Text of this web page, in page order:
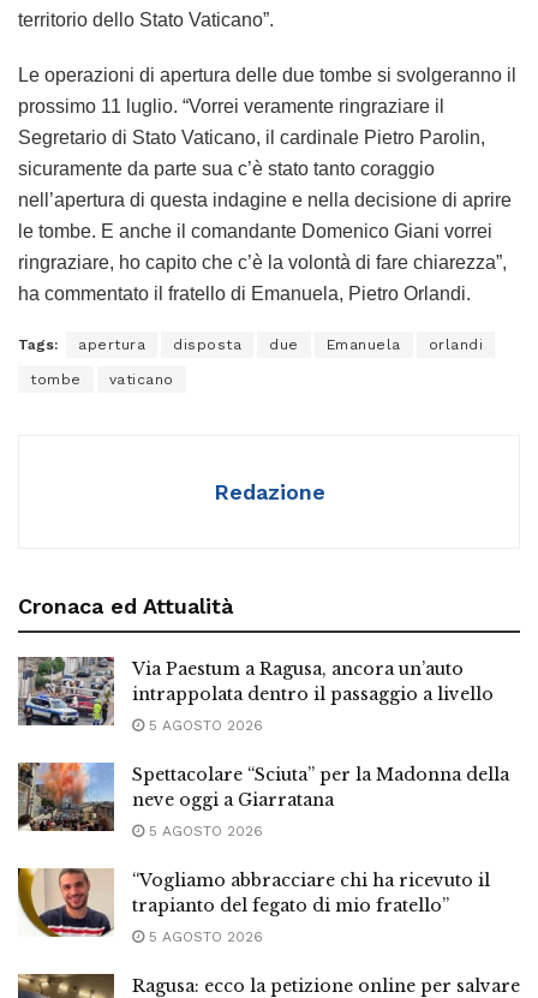
territorio dello Stato Vaticano”.
Le operazioni di apertura delle due tombe si svolgeranno il
prossimo 11 luglio. “Vorrei veramente ringraziare il
Segretario di Stato Vaticano, il cardinale Pietro Parolin,
sicuramente da parte sua c’è stato tanto coraggio
nell’apertura di questa indagine e nella decisione di aprire
le tombe. E anche il comandante Domenico Giani vorrei
ringraziare, ho capito che c’è la volontà di fare chiarezza”,
ha commentato il fratello di Emanuela, Pietro Orlandi.
Tags: apertura disposta due Emanuela orlandi
tombe vaticano
Redazione
Cronaca ed Attualità
Via Paestum a Ragusa, ancora un’auto
intrappolata dentro il passaggio a livello
5 AGOSTO 2026
Spettacolare “Sciuta” per la Madonna della
neve oggi a Giarratana
5 AGOSTO 2026
“Vogliamo abbracciare chi ha ricevuto il
trapianto del fegato di mio fratello”
5 AGOSTO 2026
Ragusa: ecco la petizione online per salvare